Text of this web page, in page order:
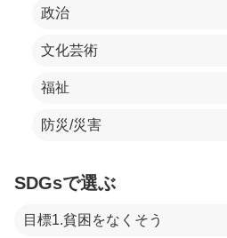
政治
文化芸術
福祉
防災/災害
SDGsで選ぶ
目標1.貧困をなくそう